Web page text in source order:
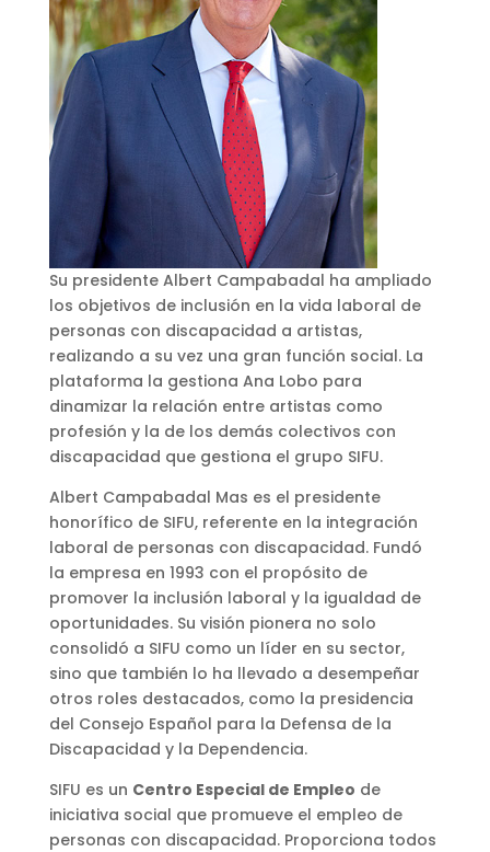
Su presidente Albert Campabadal ha ampliado
los objetivos de inclusión en la vida laboral de
personas con discapacidad a artistas,
realizando a su vez una gran función social. La
plataforma la gestiona Ana Lobo para
dinamizar la relación entre artistas como
profesión y la de los demás colectivos con
discapacidad que gestiona el grupo SIFU.
Albert Campabadal Mas es el presidente
honorífico de SIFU, referente en la integración
laboral de personas con discapacidad. Fundó
la empresa en 1993 con el propósito de
promover la inclusión laboral y la igualdad de
oportunidades. Su visión pionera no solo
consolidó a SIFU como un líder en su sector,
sino que también lo ha llevado a desempeñar
otros roles destacados, como la presidencia
del Consejo Español para la Defensa de la
Discapacidad y la Dependencia.
SIFU es un Centro Especial de Empleo de
iniciativa social que promueve el empleo de
personas con discapacidad. Proporciona todos